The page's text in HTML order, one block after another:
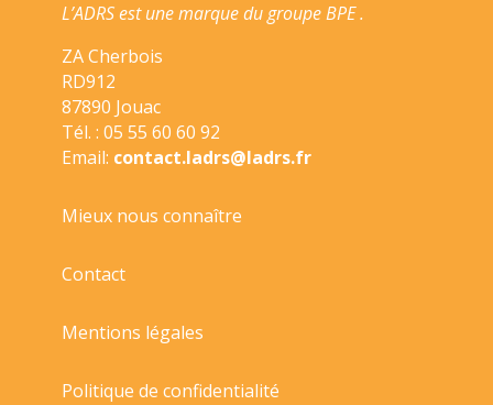
L’ADRS est une marque du groupe BPE .
ZA Cherbois
RD912
87890 Jouac
Tél. : 05 55 60 60 92
Email: contact.ladrs@ladrs.fr
Mieux nous connaître
Contact
Mentions légales
Politique de confidentialité